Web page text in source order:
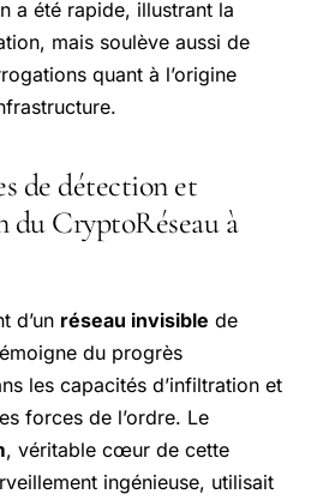
a été rapide, illustrant la
mais soulève aussi de
quant à l’origine
de détection et
duCryptoRéseauà
d’un réseau invisible de
du progrès
les capacités d’infiltration et
forces de l’ordre. Le
, véritable cœur de cette
ingénieuse, utilisait